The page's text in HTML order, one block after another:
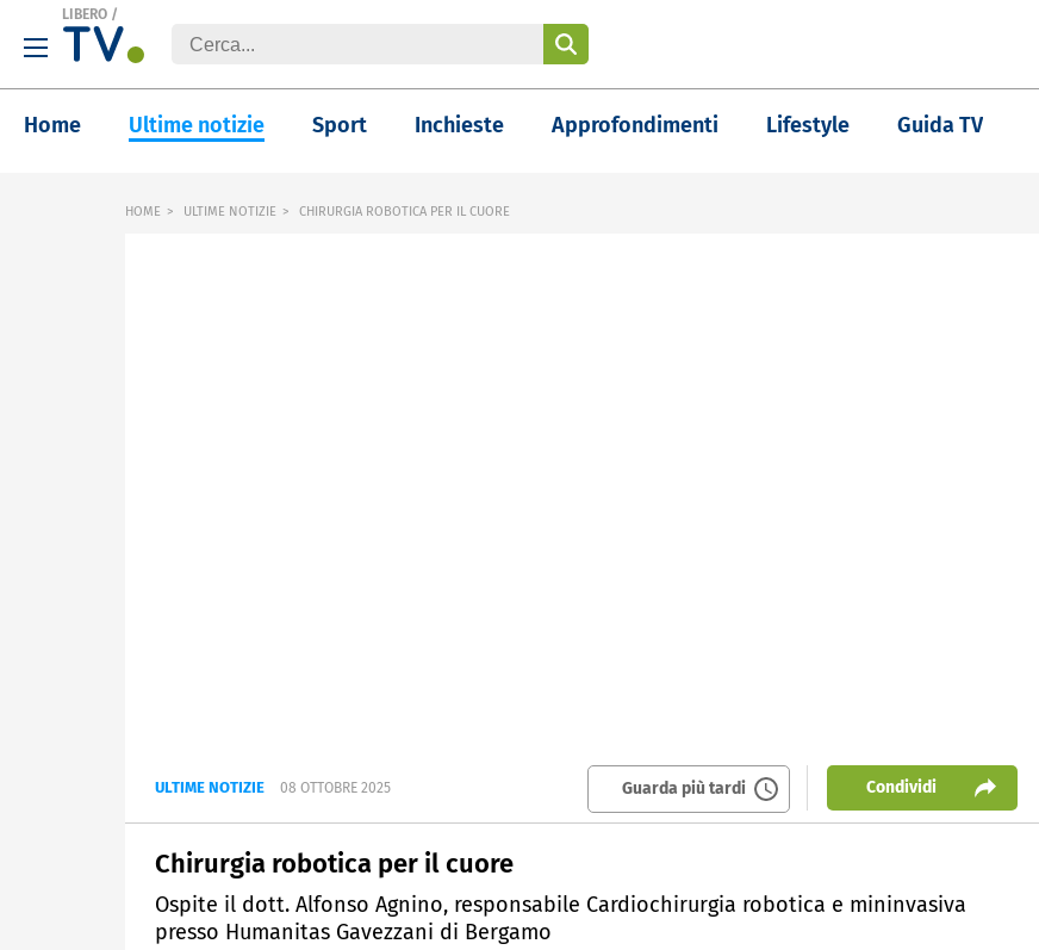
LIBERO /
Home Ultime notizie Sport Inchieste Approfondimenti Lifestyle Guida TV
HOME ULTIME NOTIZIE CHIRURGIA ROBOTICA PER IL CUORE
ULTIME NOTIZIE 08 OTTOBRE 2025 Guarda più tardi Condividi
Chirurgia robotica per il cuore
Ospite il dott. Alfonso Agnino, responsabile Cardiochirurgia robotica e mininvasiva
presso Humanitas Gavezzani di Bergamo